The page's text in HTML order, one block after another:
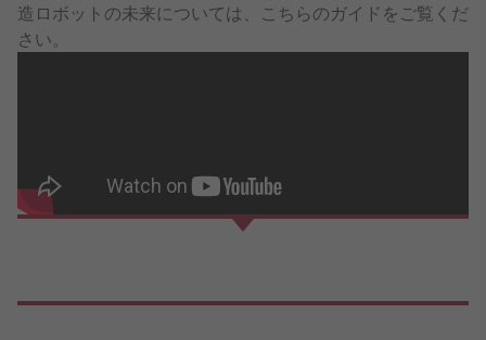
造ロボットの未来については、こちらのガイドをご覧くだ
さい。